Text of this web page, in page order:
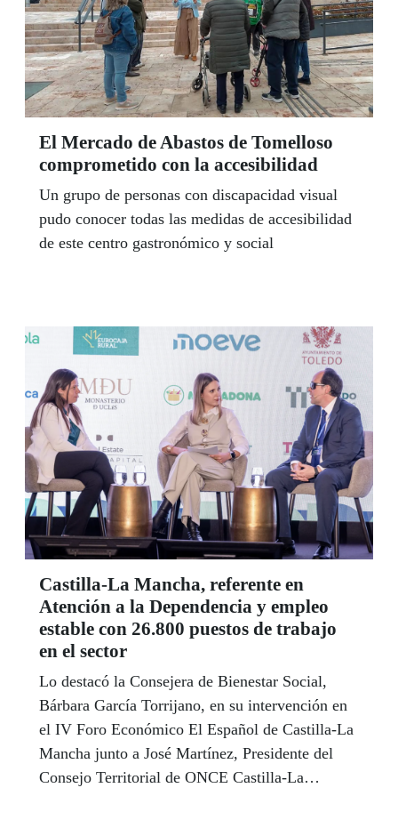
El Mercado de Abastos de Tomelloso
comprometido con la accesibilidad
Un grupo de personas con discapacidad visual
pudo conocer todas las medidas de accesibilidad
de este centro gastronómico y social
Castilla-La Mancha, referente en
Atención a la Dependencia y empleo
estable con 26.800 puestos de trabajo
en el sector
Lo destacó la Consejera de Bienestar Social,
Bárbara García Torrijano, en su intervención en
el IV Foro Económico El Español de Castilla-La
Mancha junto a José Martínez, Presidente del
Consejo Territorial de ONCE Castilla-La